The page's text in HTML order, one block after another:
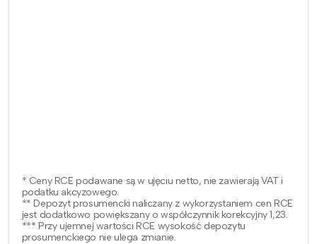
* Ceny RCE podawane są w ujęciu netto, nie zawierają VAT i
podatku akcyzowego.
** Depozyt prosumencki naliczany z wykorzystaniem cen RCE
jest dodatkowo powiększany o współczynnik korekcyjny 1,23.
*** Przy ujemnej wartości RCE wysokość depozytu
prosumenckiego nie ulega zmianie.